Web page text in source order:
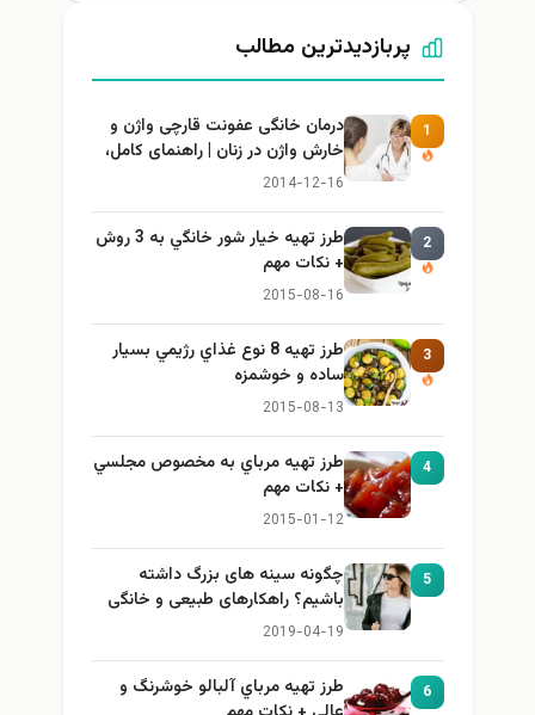
پربازدیدترین مطالب
1
درمان خانگی عفونت قارچی واژن و
خارش واژن در زنان | راهنمای کامل،
ایمن و کاربردی
2014-12-16
2
طرز تهيه خیار شور خانگي به 3 روش
+ نكات مهم
2015-08-16
3
طرز تهيه 8 نوع غذاي رژيمي بسيار
ساده و خوشمزه
2015-08-13
4
طرز تهيه مرباي به مخصوص مجلسي
+ نكات مهم
2015-01-12
5
چگونه سینه های بزرگ داشته
باشیم؟ راهکارهای طبیعی و خانگی
برای بزرگ کردن سینه
2019-04-19
6
طرز تهيه مرباي آلبالو خوشرنگ و